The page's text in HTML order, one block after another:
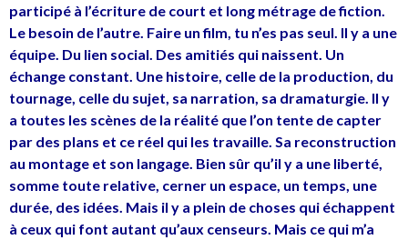
participé à l’écriture de court et long métrage de fiction.
Le besoin de l’autre. Faire un film, tu n’es pas seul. Il y a une
équipe. Du lien social. Des amitiés qui naissent. Un
échange constant. Une histoire, celle de la production, du
tournage, celle du sujet, sa narration, sa dramaturgie. Il y
a toutes les scènes de la réalité que l’on tente de capter
par des plans et ce réel qui les travaille. Sa reconstruction
au montage et son langage. Bien sûr qu’il y a une liberté,
somme toute relative, cerner un espace, un temps, une
durée, des idées. Mais il y a plein de choses qui échappent
à ceux qui font autant qu’aux censeurs. Mais ce qui m’a